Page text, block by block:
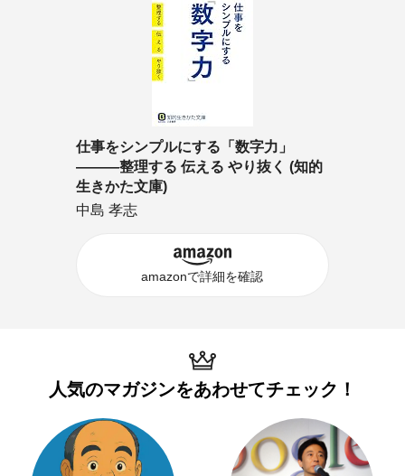
仕事をシンプルにする「数字力」
―――整理する 伝える やり抜く (知的
生きかた文庫)
中島 孝志
amazonで詳細を確認
人気のマガジンをあわせてチェック！